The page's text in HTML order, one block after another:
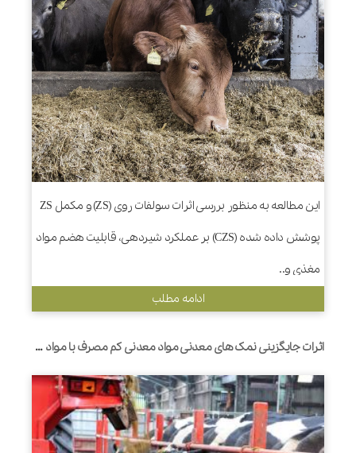
این مطالعه به منظور بررسی اثرات سولفات روی (ZS) و مکمل ZS
پوشش داده شده (CZS) بر عملکرد شیردهی، قابلیت هضم مواد
مغذی و..
ادامه مطلب
اثرات جایگزینی نمک های معدنی مواد معدنی کم مصرف با مواد معدنی آلی در جیره های قبل و بعد از زایمان بر رفتار تغذیه، تخمیر شکمبه و عملکرد گاوهای شیری